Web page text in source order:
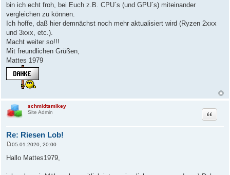
bin ich echt froh, bei Euch z.B. CPU`s (und GPU`s) miteinander
vergleichen zu können.
Ich hoffe, daß hier demnächst noch mehr aktualisiert wird (Ryzen 2xxx
und 3xxx, etc.).
Macht weiter so!!!
Mit freundlichen Grüßen,
Mattes 1979
schmidtsmikey
Site Admin
Re: Riesen Lob!
Zitat
e
i
r
05.01.2020, 20:00
Hallo Mattes1979,